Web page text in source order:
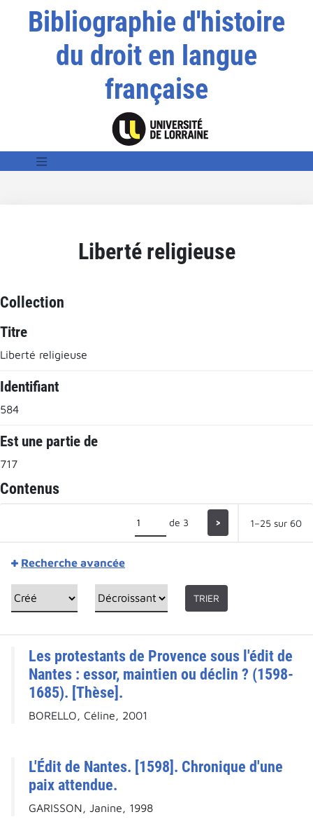
Bibliographie d'histoire
du droit en langue
française
Liberté religieuse
Collection
Titre
Liberté religieuse
Identifiant
584
Est une partie de
717
Contenus
de 3 > 1–25 sur 60
Recherche avancée
TRIER
Les protestants de Provence sous l'édit de
Nantes : essor, maintien ou déclin ? (1598-
1685). [Thèse].
BORELLO, Céline, 2001
L'Édit de Nantes. [1598]. Chronique d'une
paix attendue.
GARISSON, Janine, 1998